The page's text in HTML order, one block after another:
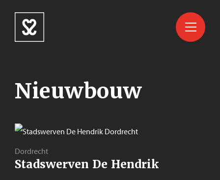
Nieuwbouw
Dordrecht
Stadswerven De Hendrik